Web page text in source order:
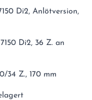
Di2, Anlötversion,
Di2, 36 Z. an
34 Z., 170 mm